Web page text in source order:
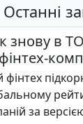
Останні
знову в
фінтех
за